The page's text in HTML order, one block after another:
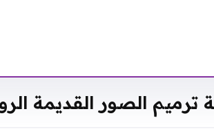
الصور القديمة